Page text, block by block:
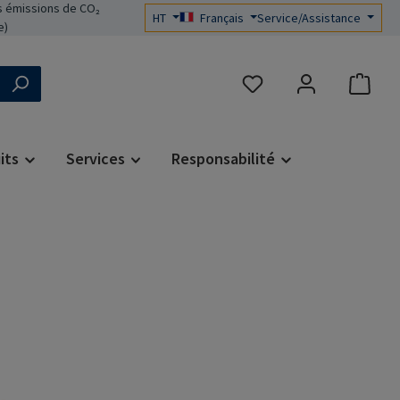
de CO₂
HT Français Service/Assistance
Vous avez 0 articles
Services Responsabilité